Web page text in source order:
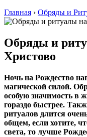
Главная › Обряды и
Обряды и
Христово
Ночь на Рождество
магической силой.
особую значимость в
гораздо быстрее.
ритуалов длится
общем, если хотите,
света, то лучше